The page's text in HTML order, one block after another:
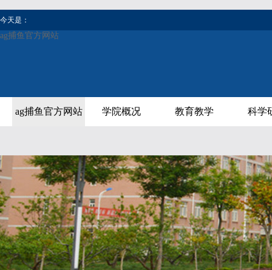
今天是：
ag捕鱼官方网站
ag捕鱼官方网站 学院概况 教育教学 科学